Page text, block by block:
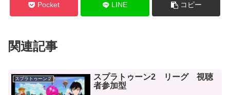
Pocket LINE コピー
関連記事
スプラトゥーン２
スプラトゥーン2 リーグ 視聴
者参加型